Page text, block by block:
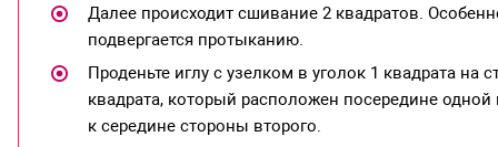
Далее происходит сшивание 2 квадратов.
подвергается протыканию.
Проденьте иглу с узелком в уголок 1 квадрата на
квадрата, который расположен посередине
к середине стороны второго.